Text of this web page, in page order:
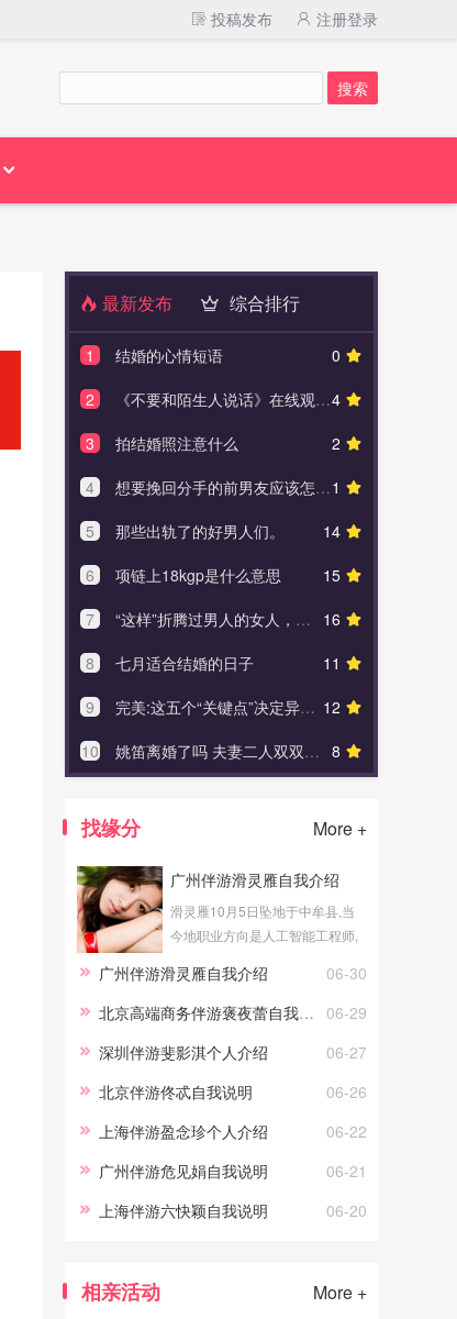
投稿发布 注册登录
最新发布 综合排行
0
1
结婚的心情短语
4
2
《不要和陌生人说话》在线观看和下载
2
3
拍结婚照注意什么
1
4
想要挽回分手的前男友应该怎么做，有什么有效的方法吗？
14
5
那些出轨了的好男人们。
15
6
项链上18kgp是什么意思
16
7
“这样”折腾过男人的女人，往往最能让男人放不下，信不
11
8
七月适合结婚的日子
12
9
完美:这五个“关键点”决定异地恋分手该如何挽回，缺一不可！
8
10 姚笛离婚了吗 夫妻二人双双被曝光出轨
找缘分 More +
广州伴游滑灵雁自我介绍
滑灵雁10月5日坠地于中牟县,当
今地职业方向是人工智能工程师,
06-30
广州伴游滑灵雁自我介绍
06-29
北京高端商务伴游褒夜蕾自我说明
06-27
深圳伴游斐影淇个人介绍
06-26
北京伴游佟忒自我说明
06-22
上海伴游盈念珍个人介绍
06-21
广州伴游危见娟自我说明
06-20
上海伴游六快颖自我说明
相亲活动 More +